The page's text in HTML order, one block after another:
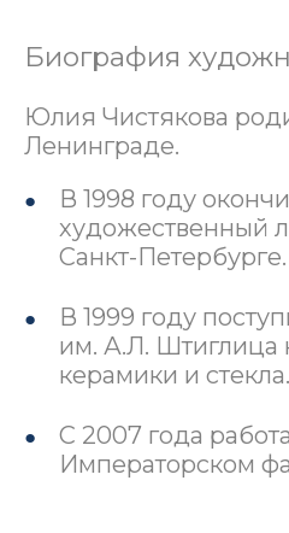
Биография
Юлия Чистякова
Ленинграде.
В 1998 году
художественный
Санкт-Петербурге.
В 1999 году
им. А.Л. Штиглица
керамики и стекла.
С 2007 года
Императорском